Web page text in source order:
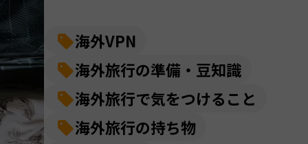
海外VPN
海外旅行の準備・豆知識
海外旅行で気をつけること
海外旅行の持ち物